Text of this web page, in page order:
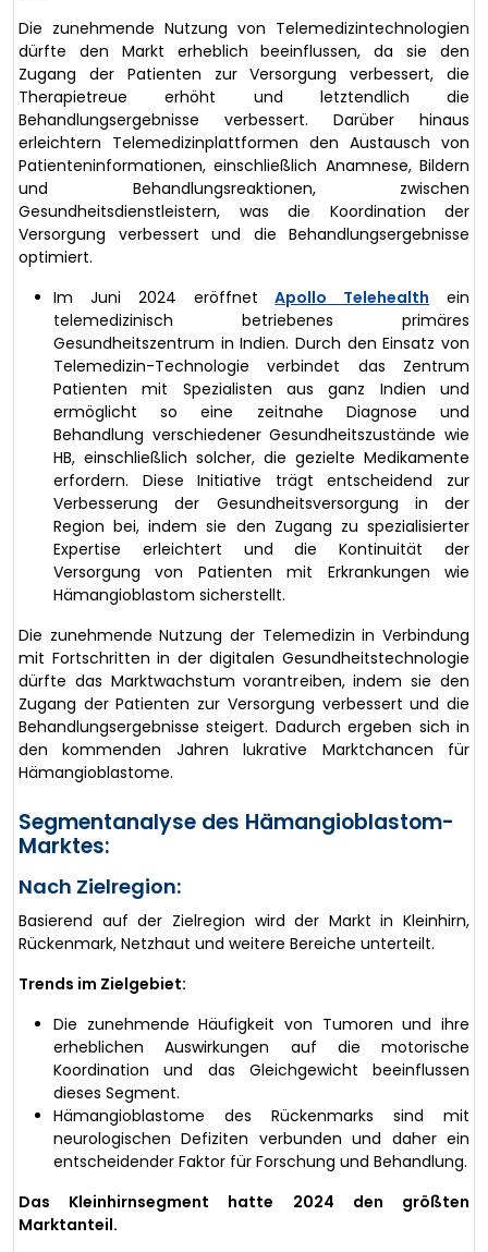
Die zunehmende Nutzung von Telemedizintechnologien
dürfte den Markt erheblich beeinflussen, da sie den
Zugang der Patienten zur Versorgung verbessert, die
Therapietreue erhöht und letztendlich die
Behandlungsergebnisse verbessert. Darüber hinaus
erleichtern Telemedizinplattformen den Austausch von
Patienteninformationen, einschließlich Anamnese, Bildern
und Behandlungsreaktionen, zwischen
Gesundheitsdienstleistern, was die Koordination der
Versorgung verbessert und die Behandlungsergebnisse
optimiert.
Im Juni 2024 eröffnetApollo Telehealth ein
telemedizinisch betriebenes primäres
Gesundheitszentrum in Indien. Durch den Einsatz von
Telemedizin-Technologie verbindet das Zentrum
Patienten mit Spezialisten aus ganz Indien und
ermöglicht so eine zeitnahe Diagnose und
Behandlung verschiedener Gesundheitszustände wie
HB, einschließlich solcher, die gezielte Medikamente
erfordern. Diese Initiative trägt entscheidend zur
Verbesserung der Gesundheitsversorgung in der
Region bei, indem sie den Zugang zu spezialisierter
Expertise erleichtert und die Kontinuität der
Versorgung von Patienten mit Erkrankungen wie
Hämangioblastom sicherstellt.
Die zunehmende Nutzung der Telemedizin in Verbindung
mit Fortschritten in der digitalen Gesundheitstechnologie
dürfte das Marktwachstum vorantreiben, indem sie den
Zugang der Patienten zur Versorgung verbessert und die
Behandlungsergebnisse steigert. Dadurch ergeben sich in
den kommenden Jahren lukrative Marktchancen für
Hämangioblastome.
Segmentanalyse des Hämangioblastom-
Marktes:
Nach Zielregion:
Basierend auf der Zielregion wird der Markt in Kleinhirn,
Rückenmark, Netzhaut und weitere Bereiche unterteilt.
Trends im Zielgebiet:
Die zunehmende Häufigkeit von Tumoren und ihre
erheblichen Auswirkungen auf die motorische
Koordination und das Gleichgewicht beeinflussen
dieses Segment.
Hämangioblastome des Rückenmarks sind mit
neurologischen Defiziten verbunden und daher ein
entscheidender Faktor für Forschung und Behandlung.
Das Kleinhirnsegment hatte 2024 den größten
Marktanteil.